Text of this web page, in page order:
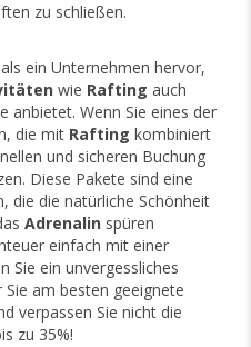
zu schließen.
ein Unternehmen hervor,
wie Rafting auch
anbietet. Wenn Sie eines der
die mit Rafting kombiniert
und sicheren Buchung
Diese Pakete sind eine
die die natürliche Schönheit
Adrenalin spüren
einfach mit einer
Sie ein unvergessliches
Sie am besten geeignete
verpassen Sie nicht die
zu 35%!